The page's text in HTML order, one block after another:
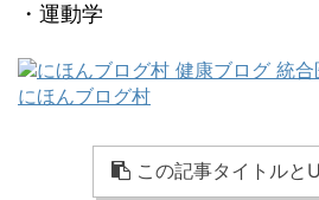
・運動学
にほんブログ村
この記事タイトルと